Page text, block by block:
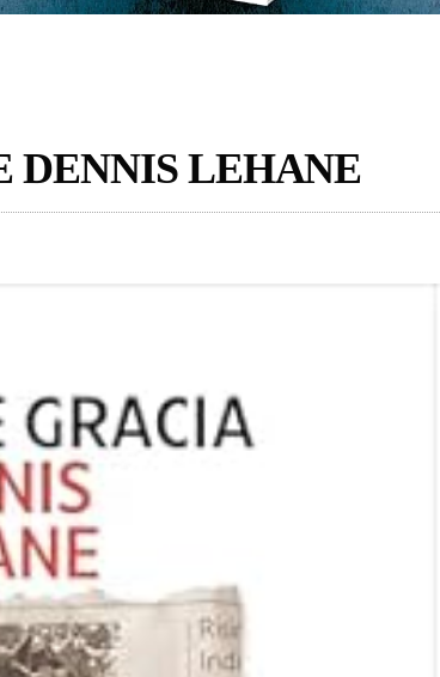
DENNIS LEHANE